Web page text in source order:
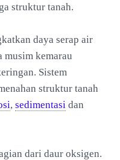
struktur tanah.
daya serap air
musim kemarau
Sistem
struktur tanah
, sedimentasi dan
dari daur oksigen.